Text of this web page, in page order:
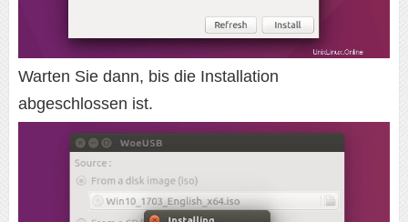
Warten Sie dann, bis die Installation
abgeschlossen ist.